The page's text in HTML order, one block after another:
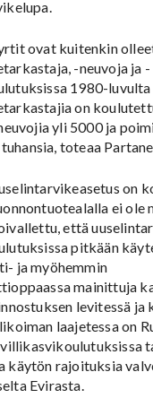
ovat kuitenkin
-neuvoja ja -
1980-luvulta
on
yli 5000 ja
toteaa
on
ei ole
että
pitkään
ja myöhemmin
mainittuja
levitessä ja
laajetessa on
käytön rajoituksia
Evirasta.